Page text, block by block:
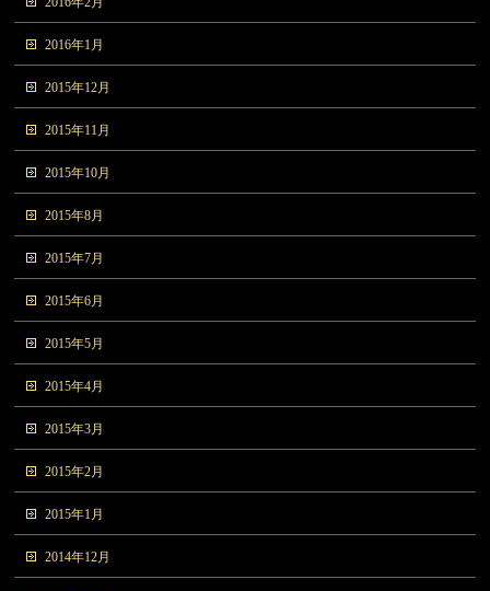
2016年1月
2015年12月
2015年11月
2015年10月
2015年8月
2015年7月
2015年6月
2015年5月
2015年4月
2015年3月
2015年2月
2015年1月
2014年12月